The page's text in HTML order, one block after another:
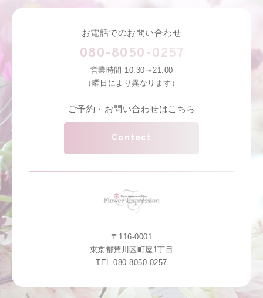
お電話でのお問い合わせ
080-8050-0257
営業時間 10:30～21:00
（曜日により異なります）
ご予約・お問い合わせはこちら
Contact
〒116-0001
東京都荒川区町屋1丁目
TEL 080-8050-0257